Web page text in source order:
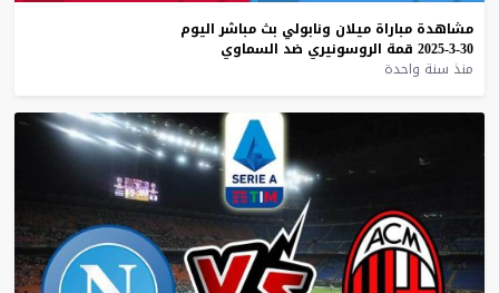
مشاهدة مباراة ميلان ونابولي بث مباشر اليوم
30-3-2025
قمة الروسونيري ضد السماوي
منذ سنة واحدة